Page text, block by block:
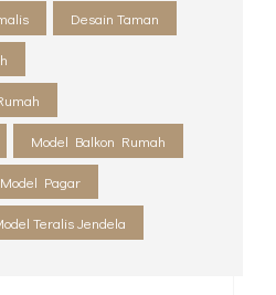
Desain Taman
Model Balkon Rumah
Model Pagar
Teralis Jendela